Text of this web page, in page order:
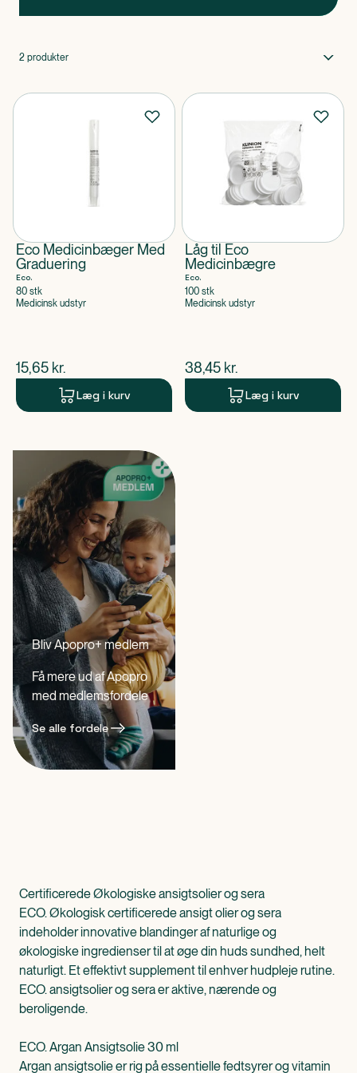
velbefindende. ECO er til dig, som ønsker produkter til
baseret på naturlige ingredienser, til priser hvor alle kan
2 produkter
Eco Medicinbæger Med
Graduering
Eco.
80 stk
Medicinsk udstyr
$nuværende pris
15,65 kr.
Læg i kurv
Låg til Eco
Medicinbægre
Eco.
100 stk
Medicinsk udstyr
$nuværende pris
38,45 kr.
Læg i kurv
Bliv Apopro+ medlem
Få mere ud af Apopro
med medlemsfordele
Se alle fordele
Certificerede Økologiske ansigtsolier og sera
ECO. Økologisk certificerede ansigt olier og sera
indeholder innovative blandinger af naturlige og
økologiske ingredienser til at øge din huds sundhed, helt
naturligt. Et effektivt supplement til enhver hudpleje rutine.
ECO. ansigtsolier og sera er aktive, nærende og
beroligende.
ECO. Argan Ansigtsolie 30 ml
Argan ansigtsolie er rig på essentielle fedtsyrer og vitamin